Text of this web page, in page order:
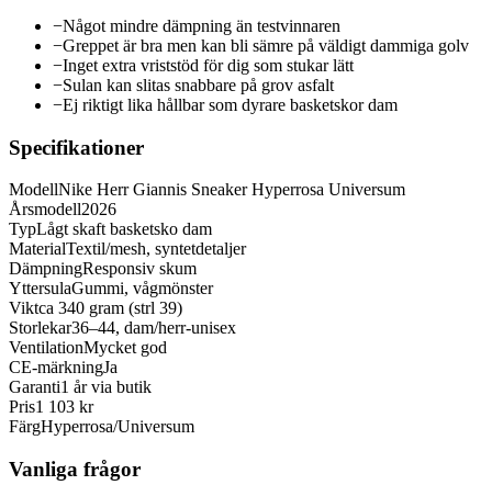
−Något mindre dämpning än testvinnaren
−Greppet är bra men kan bli sämre på väldigt dammiga golv
−Inget extra vriststöd för dig som stukar lätt
−Sulan kan slitas snabbare på grov asfalt
−Ej riktigt lika hållbar som dyrare basketskor dam
Specifikationer
ModellNike Herr Giannis Sneaker Hyperrosa Universum
Årsmodell2026
TypLågt skaft basketsko dam
MaterialTextil/mesh, syntetdetaljer
DämpningResponsiv skum
YttersulaGummi, vågmönster
Viktca 340 gram (strl 39)
Storlekar36–44, dam/herr-unisex
VentilationMycket god
CE-märkningJa
Garanti1 år via butik
Pris1 103 kr
FärgHyperrosa/Universum
Vanliga frågor